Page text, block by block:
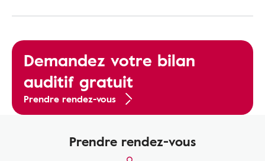
Demandez votre bilan
auditif gratuit
Prendre rendez-vous
Prendre rendez-vous